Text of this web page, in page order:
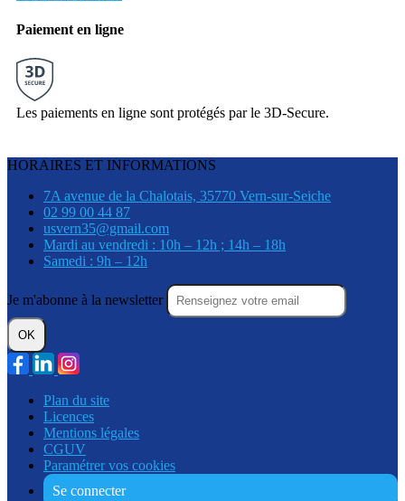
Paiement en ligne
Les paiements en ligne sont protégés par le 3D-Secure.
HORAIRES ET INFORMATIONS
7A avenue de la Chalotais, 35770 Vern-sur-Seiche
02 99 00 44 87
usvern35@gmail.com
Mardi au vendredi : 10h – 12h ; 14h – 18h
Samedi : 9h – 12h
Je m'abonne à la newsletter
OK
Plan du site
Licences
Mentions légales
CGUV
Paramétrer vos cookies
Se connecter